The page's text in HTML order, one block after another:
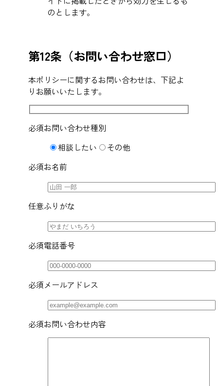
のとします。
第12条（お問い合わせ窓口）
本ポリシーに関するお問い合わせは、下記よ
りお願いいたします。
必須お問い合わせ種別
相談したい
その他
必須お名前
任意ふりがな
必須電話番号
必須メールアドレス
必須お問い合わせ内容